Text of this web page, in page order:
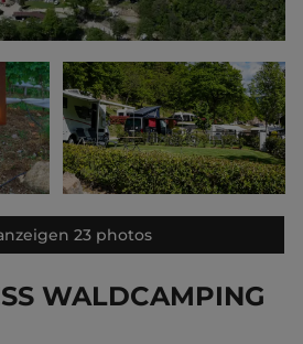
23 photos
WALDCAMPING